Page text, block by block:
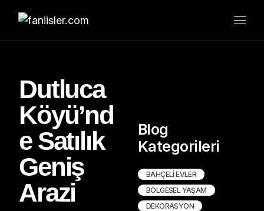
Dutluca
Köyü’nd
e Satılık
Geniş
Arazi
Blog
Kategorileri
BAHÇELI EVLER
BÖLGESEL YAŞAM
DEKORASYON